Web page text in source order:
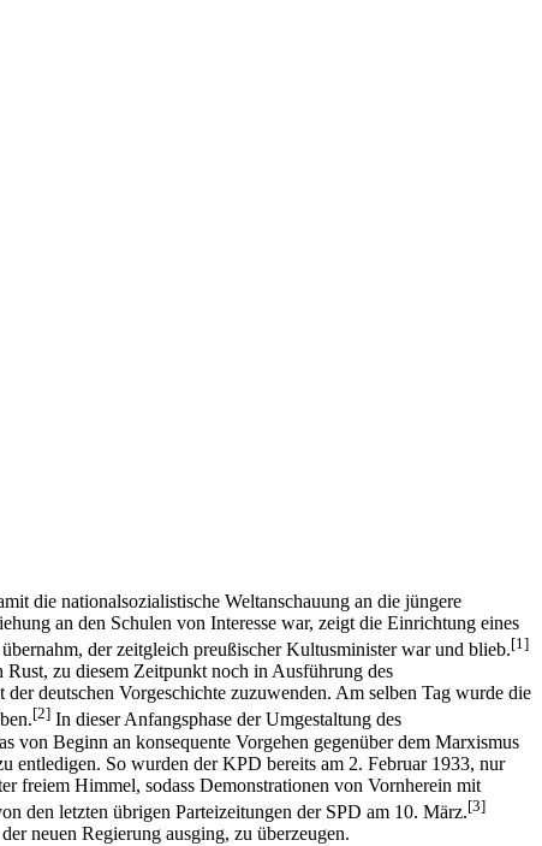
die nationalsozialistische Weltanschauung an die jüngere
an den Schulen von Interesse war, zeigt die Einrichtung eines
der zeitgleich preußischer Kultusminister war und blieb.[1]
zu diesem Zeitpunkt noch in Ausführung des
deutschen Vorgeschichte zuzuwenden. Am selben Tag wurde die
[2] In dieser Anfangsphase der Umgestaltung des
von Beginn an konsequente Vorgehen gegenüber dem Marxismus
entledigen. So wurden der KPD bereits am 2. Februar 1933, nur
freiem Himmel, sodass Demonstrationen von Vornherein mit
den letzten übrigen Parteizeitungen der SPD am 10. März.[3]
neuen Regierung ausging, zu überzeugen.